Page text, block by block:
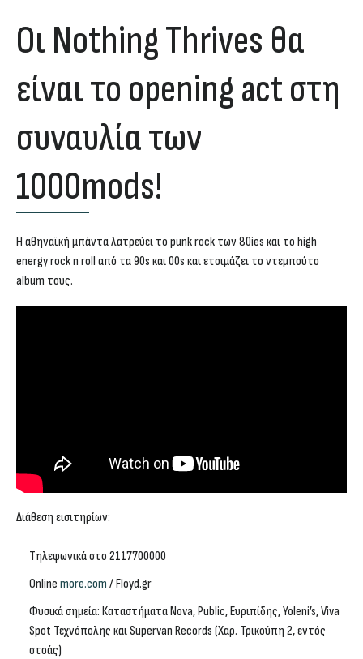
Οι Nothing Thrives θα
είναι το opening act στη
συναυλία των
1000mods!
Η αθηναϊκή μπάντα λατρεύει το punk rock των 80ies και το high
energy rock n roll από τα 90s και 00s και ετοιμάζει το ντεμπούτο
album τους.
Διάθεση εισιτηρίων:
Τηλεφωνικά στο 2117700000
Online more.com / Floyd.gr
Φυσικά σημεία: Καταστήματα Νova, Public, Ευριπίδης, Yoleni’s, Viva
Spot Τεχνόπολης και Supervan Records (Χαρ. Τρικούπη 2, εντός
στοάς)